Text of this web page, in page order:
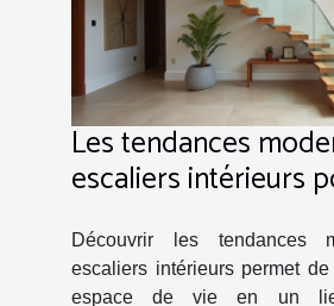
Les tendances
escaliers intérieurs
Découvrir les tendances
escaliers intérieurs permet de
espace de vie en un